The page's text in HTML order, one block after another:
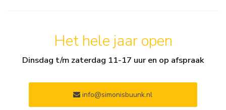
Het hele jaar open
Dinsdag t/m zaterdag 11-17 uur en op afspraak
info@simonisbuunk.nl